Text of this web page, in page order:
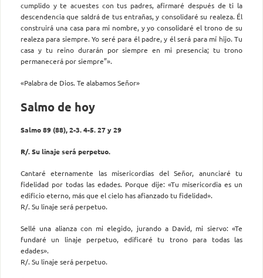
cumplido y te acuestes con tus padres, afirmaré des­pués de ti la
descendencia que saldrá de tus entrañas, y consolidaré su realeza. Él
construirá una casa para mi nombre, y yo consolidaré el trono de su
realeza para siempre. Yo seré para él padre, y él será para mí hijo. Tu
casa y tu reino durarán por siempre en mi presencia; tu trono
permanecerá por siempre”».
«Palabra de Dios. Te alabamos Señor»
Salmo de hoy
Salmo 89 (88), 2-3. 4-5. 27 y 29
R/. Su linaje será perpetuo.
Cantaré eternamente las misericordias del Señor, anunciaré tu
fidelidad por todas las edades. Porque dije: «Tu misericordia es un
edificio eterno, más que el cielo has afianzado tu fidelidad».
R/. Su linaje será perpetuo.
Sellé una alianza con mi elegido, jurando a David, mi siervo: «Te
fundaré un linaje perpetuo, edificaré tu trono para todas las
edades».
R/. Su linaje será perpetuo.